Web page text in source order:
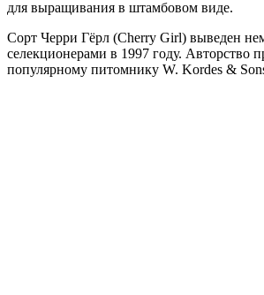
для выращивания в штамбовом виде.
Сорт Черри Гёрл (Cherry Girl) выведен
селекционерами в 1997 году. Авторство
популярному питомнику W. Kordes &